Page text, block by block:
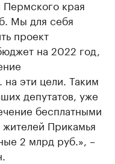
Пермского края
Мы для себя
проект
на 2022 год,
на эти цели. Таким
депутатов, уже
бесплатными
Прикамья
2 млрд руб.», –